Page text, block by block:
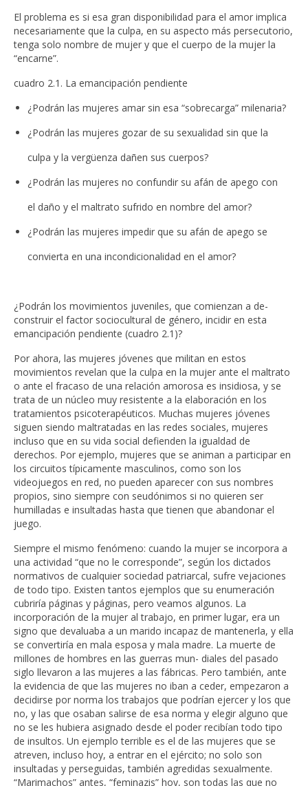
El problema es si esa gran disponibilidad para el amor implica
necesariamente que la culpa, en su aspecto más persecutorio,
tenga solo nombre de mujer y que el cuerpo de la mujer la
“encarne”.
cuadro 2.1. La emancipación pendiente
¿Podrán las mujeres amar sin esa “sobrecarga” milenaria?
¿Podrán las mujeres gozar de su sexualidad sin que la
culpa y la vergüenza dañen sus cuerpos?
¿Podrán las mujeres no confundir su afán de apego con
el daño y el maltrato sufrido en nombre del amor?
¿Podrán las mujeres impedir que su afán de apego se
convierta en una incondicionalidad en el amor?
¿Podrán los movimientos juveniles, que comienzan a de-
construir el factor sociocultural de género, incidir en esta
emancipación pendiente (cuadro 2.1)?
Por ahora, las mujeres jóvenes que militan en estos
movimientos revelan que la culpa en la mujer ante el maltrato
o ante el fracaso de una relación amorosa es insidiosa, y se
trata de un núcleo muy resistente a la elaboración en los
tratamientos psicoterapéuticos. Muchas mujeres jóvenes
siguen siendo maltratadas en las redes sociales, mujeres
incluso que en su vida social defienden la igualdad de
derechos. Por ejemplo, mujeres que se animan a participar en
los circuitos típicamente masculinos, como son los
videojuegos en red, no pueden aparecer con sus nombres
propios, sino siempre con seudónimos si no quieren ser
humilladas e insultadas hasta que tienen que abandonar el
juego.
Siempre el mismo fenómeno: cuando la mujer se incorpora a
una actividad “que no le corresponde”, según los dictados
normativos de cualquier sociedad patriarcal, sufre vejaciones
de todo tipo. Existen tantos ejemplos que su enumeración
cubriría páginas y páginas, pero veamos algunos. La
incorporación de la mujer al trabajo, en primer lugar, era un
signo que devaluaba a un marido incapaz de mantenerla, y ella
se convertiría en mala esposa y mala madre. La muerte de
millones de hombres en las guerras mun- diales del pasado
siglo llevaron a las mujeres a las fábricas. Pero también, ante
la evidencia de que las mujeres no iban a ceder, empezaron a
decidirse por norma los trabajos que podrían ejercer y los que
no, y las que osaban salirse de esa norma y elegir alguno que
no se les hubiera asignado desde el poder recibían todo tipo
de insultos. Un ejemplo terrible es el de las mujeres que se
atreven, incluso hoy, a entrar en el ejército; no solo son
insultadas y perseguidas, también agredidas sexualmente.
“Marimachos” antes, “feminazis” hoy, son todas las que no